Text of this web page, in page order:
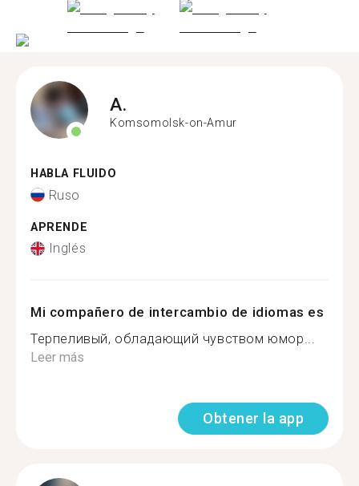
A.
Komsomolsk-on-Amur
HABLA FLUIDO
Ruso
APRENDE
Inglés
Mi compañero de intercambio de idiomas es
Терпеливый, обладающий чувством юмор...
Leer más
Obtener la app